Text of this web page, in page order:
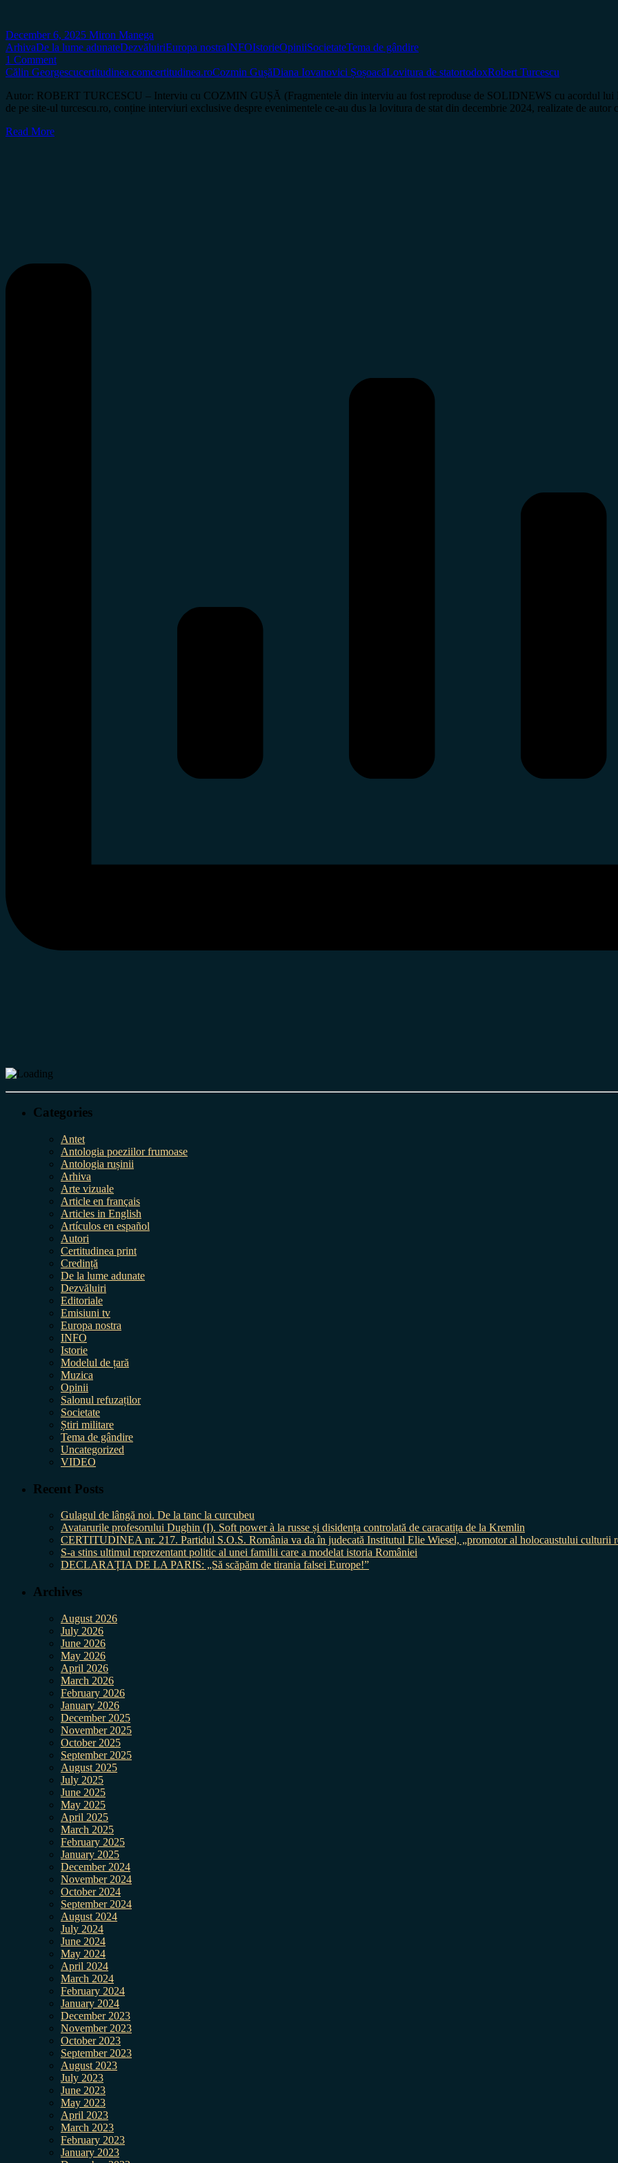
December 6, 2025 Miron Manega
ArhivaDe la lume adunateDezvăluiriEuropa nostraINFOIstorieOpiniiSocietateTema de gândire
1 Comment
Călin Georgescucertitudinea.comcertitudinea.roCozmin GușăDiana Iovanovici ȘoșoacăLovitura de statortodoxRobert Turcescu
Autor: ROBERT TURCESCU – Interviu cu COZMIN GUȘĂ (Fragmentele din interviu au fost reproduse de SOLIDNEWS cu acordul
de pe site-ul turcescu.ro, conține interviuri exclusive despre evenimentele ce-au dus la lovitura de stat din decembrie 2024, realizate de
Read More
Categories
Antet
Antologia poeziilor frumoase
Antologia rușinii
Arhiva
Arte vizuale
Article en français
Articles in English
Artículos en español
Autori
Certitudinea print
Credință
De la lume adunate
Dezvăluiri
Editoriale
Emisiuni tv
Europa nostra
INFO
Istorie
Modelul de țară
Muzica
Opinii
Salonul refuzaților
Societate
Știri militare
Tema de gândire
Uncategorized
VIDEO
Recent Posts
Gulagul de lângă noi. De la tanc la curcubeu
Avatarurile profesorului Dughin (I). Soft power à la russe și disidența controlată de caracatița de la Kremlin
CERTITUDINEA nr. 217. Partidul S.O.S. România va da în judecată Institutul Elie Wiesel, „promotor al holocaustului culturii
S-a stins ultimul reprezentant politic al unei familii care a modelat istoria României
DECLARAȚIA DE LA PARIS: „Să scăpăm de tirania falsei Europe!”
Archives
August 2026
July 2026
June 2026
May 2026
April 2026
March 2026
February 2026
January 2026
December 2025
November 2025
October 2025
September 2025
August 2025
July 2025
June 2025
May 2025
April 2025
March 2025
February 2025
January 2025
December 2024
November 2024
October 2024
September 2024
August 2024
July 2024
June 2024
May 2024
April 2024
March 2024
February 2024
January 2024
December 2023
November 2023
October 2023
September 2023
August 2023
July 2023
June 2023
May 2023
April 2023
March 2023
February 2023
January 2023